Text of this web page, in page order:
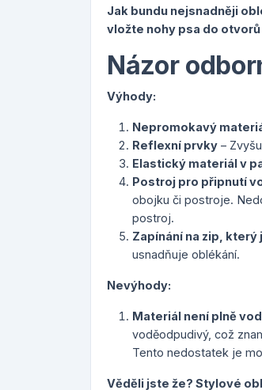
Jak bundu nejsnadněji
vložte nohy psa do otvorů
Názor
Výhody:
Nepromokavý
Reflexní prvky –
Elastický materiál v
Postroj pro připnutí
obojku či postroje.
postroj.
Zapínání na zip,
usnadňuje oblékání.
Nevýhody:
Materiál není plně
voděodpudivý, což
Tento nedostatek je
Věděli jste že? Stylové